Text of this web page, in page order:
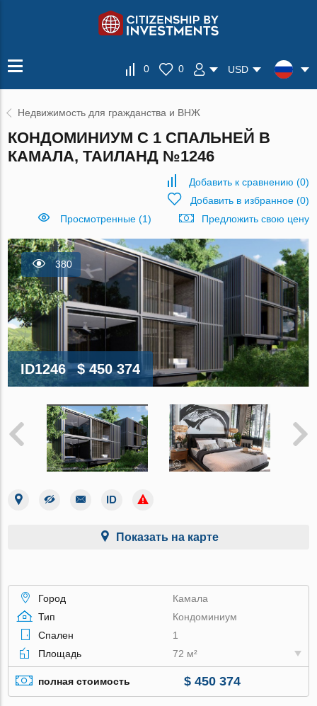
0 0 USD
Недвижимость для гражданства и ВНЖ
КОНДОМИНИУМ С 1 СПАЛЬНЕЙ В
КАМАЛА, ТАИЛАНД №1246
Добавить к сравнению (0)
Добавить в избранное(0)
Просмотренные (1)
Предложить свою цену
380
ID1246 $ 450 374
Показать на карте
Город
Камала
Тип
Кондоминиум
Спален
1
Площадь
72 м²
полная стоимость $ 450 374